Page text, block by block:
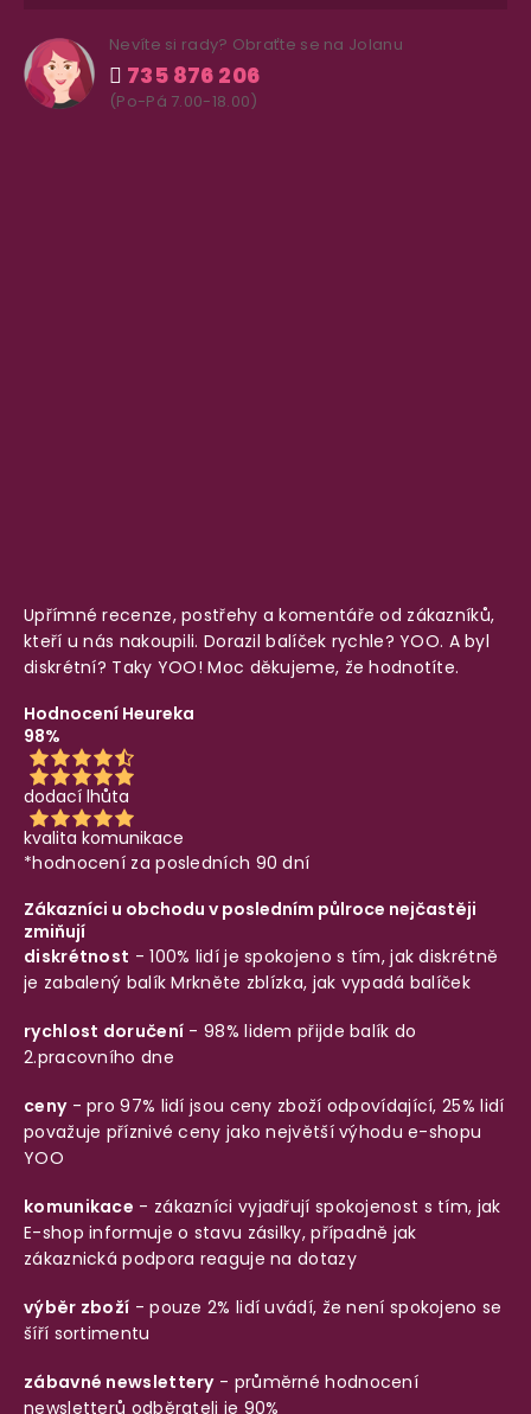
Nevíte si rady? Obraťte se na Jolanu
735 876 206
(Po-Pá 7.00-18.00)
Upřímné recenze, postřehy a komentáře od zákazníků,
kteří u nás nakoupili. Dorazil balíček rychle? YOO. A byl
diskrétní? Taky YOO! Moc děkujeme, že hodnotíte.
Hodnocení Heureka
98%
dodací lhůta
kvalita komunikace
*hodnocení za posledních 90 dní
Zákazníci u obchodu v posledním půlroce nejčastěji
zmiňují
diskrétnost - 100% lidí je spokojeno s tím, jak diskrétně
je zabalený balíkMrkněte zblízka, jak vypadá balíček
rychlost doručení - 98% lidem přijde balík do
2.pracovního dne
ceny- pro 97% lidí jsou ceny zboží odpovídající, 25% lidí
považuje příznivé ceny jako největší výhodu e-shopu
YOO
komunikace - zákazníci vyjadřují spokojenost s tím, jak
E-shop informuje o stavu zásilky, případně jak
zákaznická podpora reaguje na dotazy
výběr zboží - pouze 2% lidí uvádí, že není spokojeno se
šíří sortimentu
zábavné newslettery- průměrné hodnocení
newsletterů odběrateli je 90%